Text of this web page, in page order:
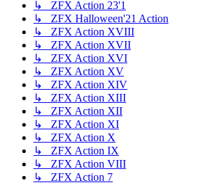
↳ ZFX Action 23'1
↳ ZFX Halloween'21 Action
↳ ZFX Action XVIII
↳ ZFX Action XVII
↳ ZFX Action XVI
↳ ZFX Action XV
↳ ZFX Action XIV
↳ ZFX Action XIII
↳ ZFX Action XII
↳ ZFX Action XI
↳ ZFX Action X
↳ ZFX Action IX
↳ ZFX Action VIII
↳ ZFX Action 7